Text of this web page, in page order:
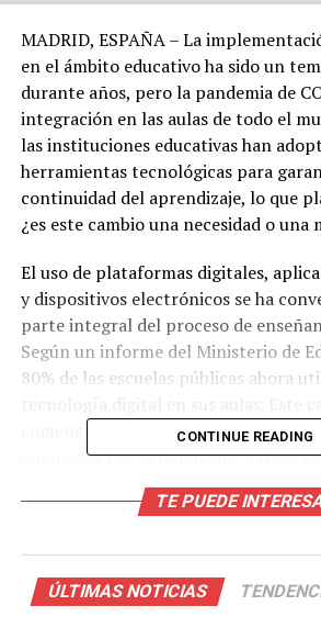
MADRID, ESPAÑA – La
en el ámbito educativo ha sido un
durante años, pero la pandemia de
integración en las aulas de todo el
las instituciones educativas han
herramientas tecnológicas para
continuidad del aprendizaje, lo que
¿es este cambio una necesidad o una
El uso de plataformas digitales,
y dispositivos electrónicos se ha
parte integral del proceso de
Según un informe del Ministerio de
80% de las escuelas públicas ahora
comenzó como una respuesta a las
impuestas por la pandemia, parece
como una parte permanente del
el Aprendizaje
CONTINUE READING
TE PUEDE
ÚLTIMAS NOTICIAS